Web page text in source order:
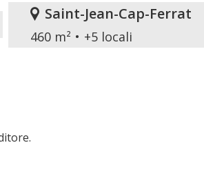
Saint-Jean-Cap-Ferrat
460 m² +5 locali